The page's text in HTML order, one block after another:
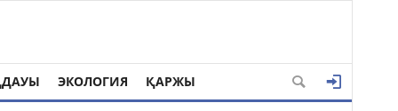
ЭКОЛОГИЯ ҚАРЖЫ